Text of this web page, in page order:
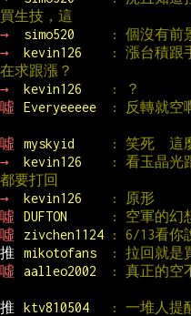
買生技，這
→
simo520
: 個沒有前
→
kevin126
: 漲台積跟
在求跟漲？
→
kevin126
: ？
噓
Everyeeeee : 反轉就空
噓 myskyid
: 笑死  這
→
kevin126
: 看玉晶光
都要打回
→
kevin126
: 原形
噓
DUFTON
: 空軍的幻
噓
zivchen1124
: 6/13看你
推
mikotofans
: 拉回就是
噓
aalleo2002 : 真正的空
推 ktv810504 : 一堆人提